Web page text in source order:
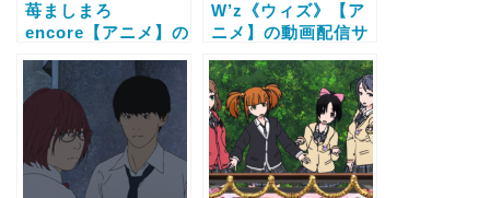
苺ましまろ
encore【アニメ】の
較と無料で全話視聴
する方法
W’z《ウィズ》【ア
ニメ】の動画配信サ
全話視聴する方法